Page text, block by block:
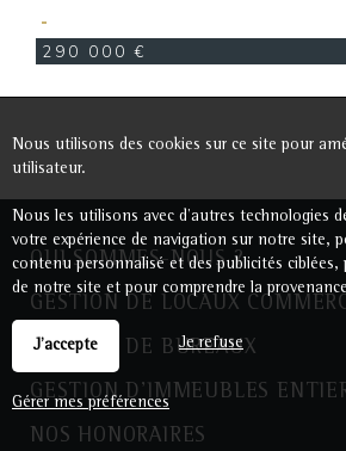
290 000 €
QUI SOMMES-NOUS ?
GESTION DE LOCAUX
GESTION DE BUREAUX
GESTION D'IMMEUBLES
NOS HONORAIRES
Nous utilisons des cookies sur ce site pour
utilisateur.
Nous les utilisons avec d'autres technologies
votre expérience de navigation sur notre site,
contenu personnalisé et des publicités ciblées,
de notre site et pour comprendre la
J'accepte Je refuse
Gérer mes préférences